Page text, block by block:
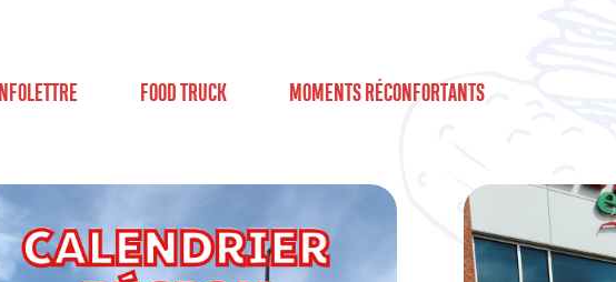
INFOLETTRE FOOD TRUCK MOMENTS RÉCONFORTANTS